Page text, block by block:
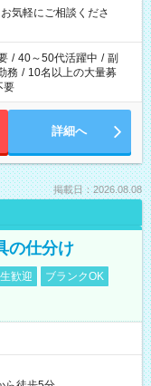
気軽にご相談くださ
/ 40～50代活躍中 / 副
務 / 10名以上の大量募
要
詳細へ
掲載日：2026.08.08
の仕分け
歓迎
ブランクOK